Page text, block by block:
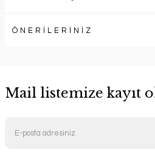
ÖNERİLERİNİZ
Mail listemize kayıt